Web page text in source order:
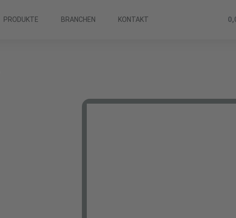
PRODUKTE BRANCHEN KONTAKT